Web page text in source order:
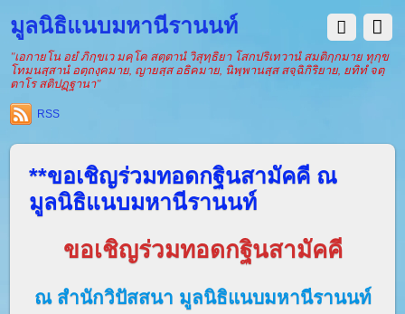
มูลนิธิแนบมหานีรานนท์
"เอกายโน อยํ ภิกฺขเว มคฺโค สตฺตานํ วิสุทฺธิยา โสกปริเทวานํ สมติกฺกมาย ทุกฺข
โทมนสฺสานํ อตฺถงฺคมาย, ญายสฺส อธิคมาย, นิพฺพานสฺส สจฺฉิกิริยาย, ยทิทํ จตฺ
ตาโร สติปฏฺฐานา"
RSS
**ขอเชิญร่วมทอดกฐินสามัคคี ณ
มูลนิธิแนบมหานีรานนท์
ขอเชิญร่วมทอดกฐินสามัคคี
ณ สำนักวิปัสสนา มูลนิธิแนบมหานีรานนท์